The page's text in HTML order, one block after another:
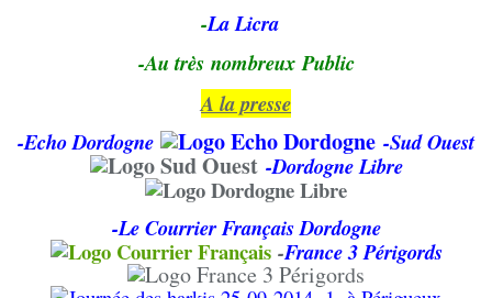
-La Licra
-Autrèsnombreux Public
A la presse
-Echo Dordogne
-Sud Ouest
-Dordogne Libre
-Le Courrier Français Dordogne
-France 3 Périgords